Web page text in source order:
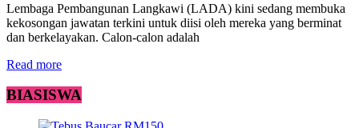
Lembaga Pembangunan Langkawi (LADA) kini sedang membuka
kekosongan jawatan terkini untuk diisi oleh mereka yang berminat
dan berkelayakan. Calon-calon adalah
Read more
BIASISWA